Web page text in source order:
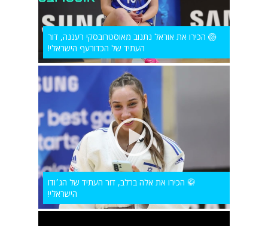
🏐 הכירו את אוראל נתנוב מאוסטרובסקי רעננה, דור
העתיד של הכדורעף הישראלי!
🥋 הכירו את אלה ברלב, דור העתיד של הג׳ודו
הישראלי!